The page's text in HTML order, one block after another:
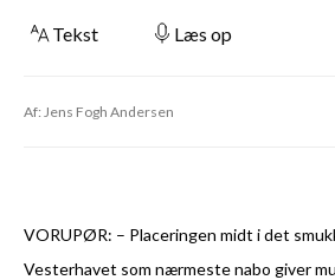
Tekst Læs op
Af: Jens Fogh Andersen
VORUPØR: – Placeringen midt i det
Vesterhavet som nærmeste nabo giver